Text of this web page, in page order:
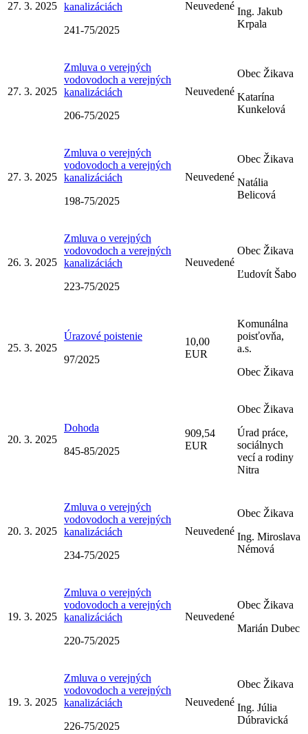
27. 3. 2025 kanalizáciách
241-75/2025
Neuvedené Ing. Jakub
Krpala
27. 3. 2025
Zmluva o verejných
vodovodoch a verejných
kanalizáciách
206-75/2025
Neuvedené
Obec Žikava
Katarína
Kunkelová
27. 3. 2025
Zmluva o verejných
vodovodoch a verejných
kanalizáciách
198-75/2025
Neuvedené
Obec Žikava
Natália
Belicová
26. 3. 2025
Zmluva o verejných
vodovodoch a verejných
kanalizáciách
223-75/2025
Neuvedené
Obec Žikava
Ľudovít Šabo
25. 3. 2025
Úrazové poistenie
97/2025
10,00
EUR
Komunálna
poisťovňa,
a.s.
Obec Žikava
20. 3. 2025
Dohoda
845-85/2025
909,54
EUR
Obec Žikava
Úrad práce,
sociálnych
vecí a rodiny
Nitra
20. 3. 2025
Zmluva o verejných
vodovodoch a verejných
kanalizáciách
234-75/2025
Neuvedené
Obec Žikava
Ing. Miroslava
Némová
19. 3. 2025
Zmluva o verejných
vodovodoch a verejných
kanalizáciách
220-75/2025
Neuvedené
Obec Žikava
Marián Dubec
19. 3. 2025
Zmluva o verejných
vodovodoch a verejných
kanalizáciách
226-75/2025
Neuvedené
Obec Žikava
Ing. Júlia
Dúbravická